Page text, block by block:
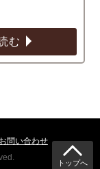
む
トップへ
お問い合わせ